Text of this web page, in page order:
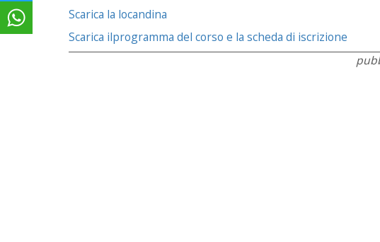
Scarica la locandina
Scarica ilprogramma del corso e la scheda di iscrizione